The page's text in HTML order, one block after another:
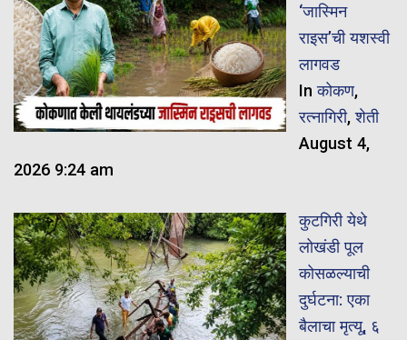
‘जास्मिन
राइस’ची यशस्वी
लागवड
Inकोकण,
रत्नागिरी,शेती
August 4,
2026 9:24 am
कुटगिरी येथे
लोखंडी पूल
कोसळल्याची
दुर्घटना: एका
बैलाचा मृत्यू, ६